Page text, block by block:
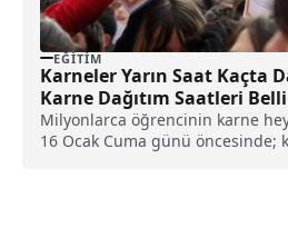
EĞITIM
Karneler Yarın Saat Kaçta
Karne Dağıtım Saatleri
Milyonlarca öğrencinin karne
16 Ocak Cuma günü öncesinde;